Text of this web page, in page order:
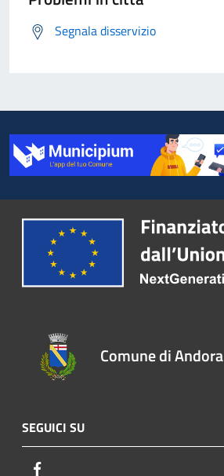
Segnala disservizio
Comune di Andora
SEGUICI SU